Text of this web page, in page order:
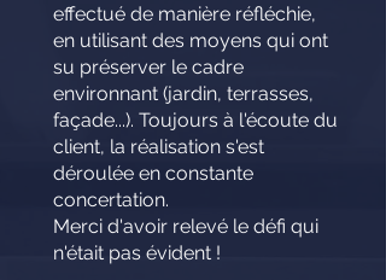
effectué de manière réfléchie,
en utilisant des moyens qui ont
su préserver le cadre
environnant (jardin, terrasses,
façade...). Toujours à l'écoute du
client, la réalisation s'est
déroulée en constante
concertation.
Merci d'avoir relevé le défi qui
n'était pas évident !